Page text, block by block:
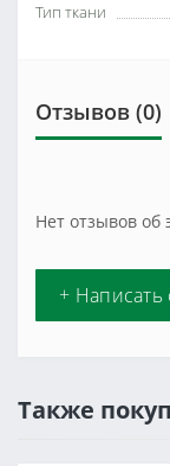
Тип ткани
Отзывов (0)
Нет отзывов об
+ Написать
Также